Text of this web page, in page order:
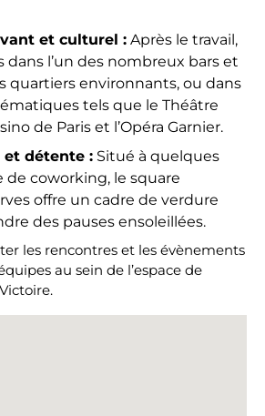
et culturel : Après le travail,
l’un des nombreux bars et
quartiers environnants, ou dans
tels que le Théâtre
de Paris et l’Opéra Garnier.
et détente : Situé à quelques
de coworking, le square
offre un cadre de verdure
des pauses ensoleillées.
les rencontres et les évènements
au sein de l’espace de